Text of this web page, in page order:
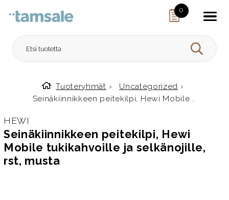
0
HAE
Etusivulle
Tuoteryhmät › Uncategorized ›
Seinäkiinnikkeen peitekilpi, Hewi Mobile...
HEWI
Seinäkiinnikkeen peitekilpi, Hewi
Mobile tukikahvoille ja selkänojille,
rst, musta